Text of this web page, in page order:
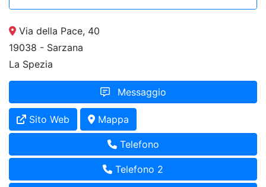
Via della Pace, 40
19038 - Sarzana
La Spezia
Messaggio
Sito Web Mappa
Telefono
Telefono 2